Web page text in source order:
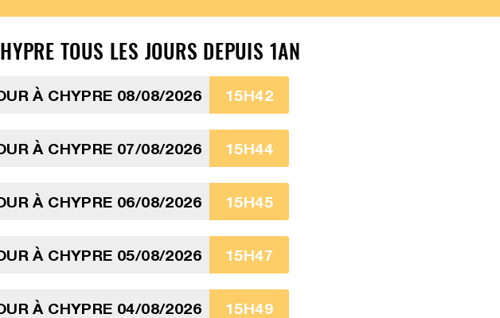
TOUS LES JOURS DEPUIS 1AN
À CHYPRE 08/08/2026 15H42
À CHYPRE 07/08/2026 15H44
À CHYPRE 06/08/2026 15H45
À CHYPRE 05/08/2026 15H47
À CHYPRE 04/08/2026 15H49